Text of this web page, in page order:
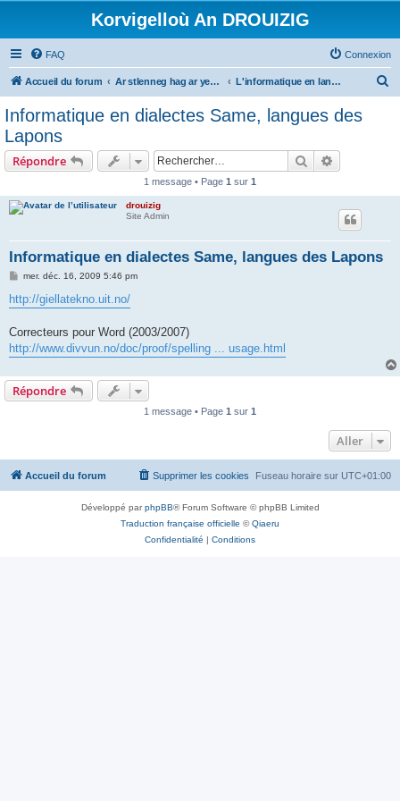
Korvigelloù An DROUIZIG
FAQ Connexion
Accueil du forum Ar stlenneg hag ar yezhoù bihan er bed a-bezh L'informatique en langues régionales et minoritaires
Informatique en dialectes Same, langues des
Lapons
Répondre Rechercher
1 message • Page 1 sur 1
drouizig
Site Admin
Informatique en dialectes Same, langues des Lapons
M
s
s
g
e
mer. déc. 16, 2009 5:46 pm
http://giellatekno.uit.no/
Correcteurs pour Word (2003/2007)
http://www.divvun.no/doc/proof/spelling ... usage.html
Répondre
1 message • Page 1 sur 1
Aller
Accueil du forum Fuseau horaire sur UTC+01:00
Supprimer les cookies
Développé parphpBB® Forum Software © phpBB Limited
Traduction française officielle ©Qiaeru
Confidentialité | Conditions